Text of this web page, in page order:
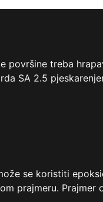
površine treba
SA 2.5
se koristiti
prajmeru. Prajmer